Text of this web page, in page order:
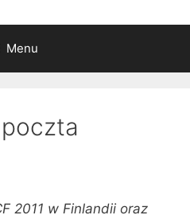
Menu
2011 w Finlandii oraz